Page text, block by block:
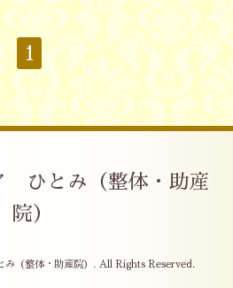
1
ひとみ（整体・助産
院）
（整体・助産院） . All Rights Reserved.